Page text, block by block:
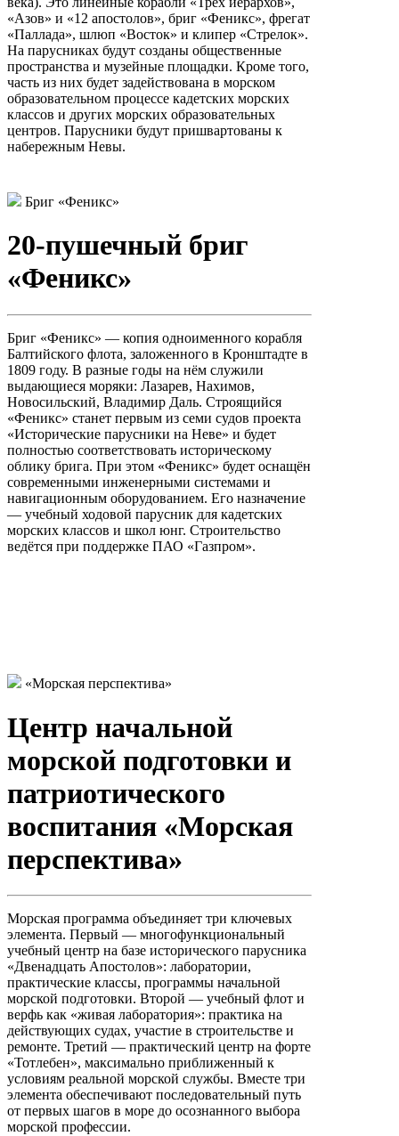
«Азов» и «12 апостолов», бриг «Феникс», фрегат
«Паллада», шлюп «Восток» и клипер «Стрелок».
На парусниках будут созданы общественные
пространства и музейные площадки. Кроме того,
часть из них будет задействована в морском
образовательном процессе кадетских морских
классов и других морских образовательных
центров. Парусники будут пришвартованы к
набережным Невы.
Бриг «Феникс»
20-пушечный бриг
«Феникс»
Бриг «Феникс» — копия одноименного корабля
Балтийского флота, заложенного в Кронштадте в
1809 году. В разные годы на нём служили
выдающиеся моряки: Лазарев, Нахимов,
Новосильский, Владимир Даль. Строящийся
«Феникс» станет первым из семи судов проекта
«Исторические парусники на Неве» и будет
полностью соответствовать историческому
облику брига. При этом «Феникс» будет оснащён
современными инженерными системами и
навигационным оборудованием. Его назначение
— учебный ходовой парусник для кадетских
морских классов и школ юнг. Строительство
ведётся при поддержке ПАО «Газпром».
«Морская перспектива»
Центр начальной
морской подготовки и
патриотического
воспитания «Морская
перспектива»
Морская программа объединяет три ключевых
элемента. Первый — многофункциональный
учебный центр на базе исторического парусника
«Двенадцать Апостолов»: лаборатории,
практические классы, программы начальной
морской подготовки. Второй — учебный флот и
верфь как «живая лаборатория»: практика на
действующих судах, участие в строительстве и
ремонте. Третий — практический центр на форте
«Тотлебен», максимально приближенный к
условиям реальной морской службы. Вместе три
элемента обеспечивают последовательный путь
от первых шагов в море до осознанного выбора
морской профессии.